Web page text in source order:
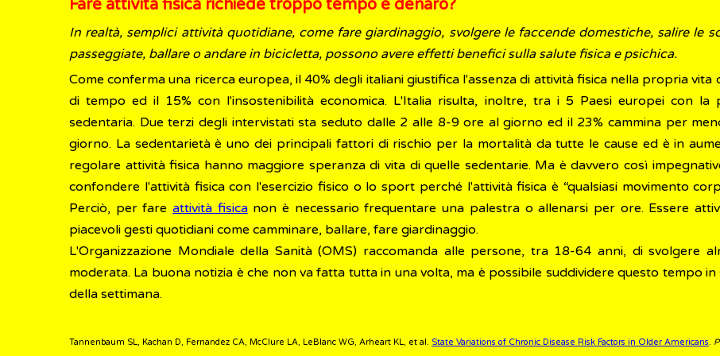
Fare attività fisica richiede troppo tempo e denaro?
In realtà, semplici attività quotidiane, come fare giardinaggio, svolgere le faccende domestiche, salire le
passeggiate, ballare o andare in bicicletta, possono avere effetti benefici sulla salute fisica e psichica.
Come conferma una ricerca europea, il 40% degli italiani giustifica l'assenza di attività fisica nella propria vita
di tempo ed il 15% con l'insostenibilità economica. L'Italia risulta, inoltre, tra i 5 Paesi europei con la
sedentaria. Due terzi degli intervistati sta seduto dalle 2 alle 8-9 ore al giorno ed il 23% cammina per
giorno. La sedentarietà è uno dei principali fattori di rischio per la mortalità da tutte le cause ed è in
regolare attività fisica hanno maggiore speranza di vita di quelle sedentarie. Ma è davvero così
confondere l'attività fisica con l'esercizio fisico o lo sport perché l'attività fisica è “qualsiasi movimento
Perciò, per fareattività fisicanon è necessario frequentare una palestra o allenarsi per ore. Essere
piacevoli gesti quotidiani come camminare, ballare, fare giardinaggio.
L'Organizzazione Mondiale della Sanità (OMS) raccomanda alle persone, tra 18-64 anni, di svolgere
moderata. La buona notizia è che non va fatta tutta in una volta, ma è possibile suddividere questo tempo
della settimana.
Tannenbaum SL, Kachan D, Fernandez CA, McClure LA, LeBlanc WG, Arheart KL, et al. State Variations of Chronic Disease Risk Factors in Older Americans.